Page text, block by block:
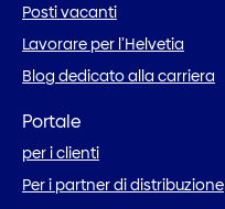
Posti vacanti
Lavorare per l’Helvetia
Blog dedicato alla carriera
Portale
per i clienti
Per i partner di distribuzione